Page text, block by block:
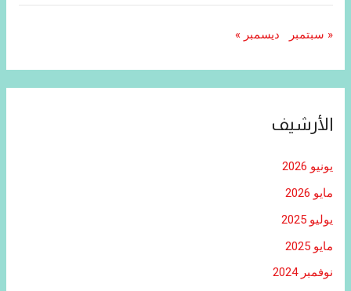
« سبتمبر ديسمبر »
الأرشيف
يونيو 2026
مايو 2026
يوليو 2025
مايو 2025
نوفمبر 2024